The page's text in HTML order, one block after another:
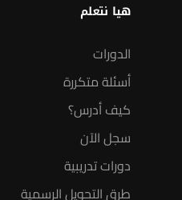
هيا نتعلم
الدورات
أسئلة متكررة
كيف أدرس؟
سجل الآن
دورات تدريبية
طرق التحويل الرسمية